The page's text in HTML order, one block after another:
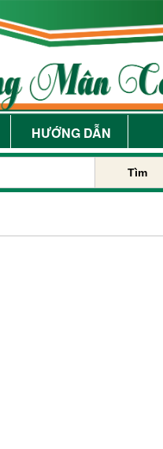
HƯỚNG DẪN
Tìm